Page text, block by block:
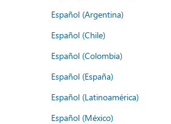
Español (Argentina)
Español (Chile)
Español (Colombia)
Español (España)
Español (Latinoamérica)
Español (México)